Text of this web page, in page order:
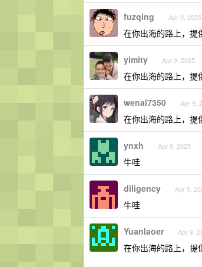
fuzqing Apr 9, 2025
在你出海的路上，提
yimity Apr 9, 2025
在你出海的路上，提
wenai7350 Apr 9,
在你出海的路上，提
ynxh Apr 9, 2025
牛哇
diligency Apr 9,
牛哇
Yuanlaoer Apr 9,
在你出海的路上，提